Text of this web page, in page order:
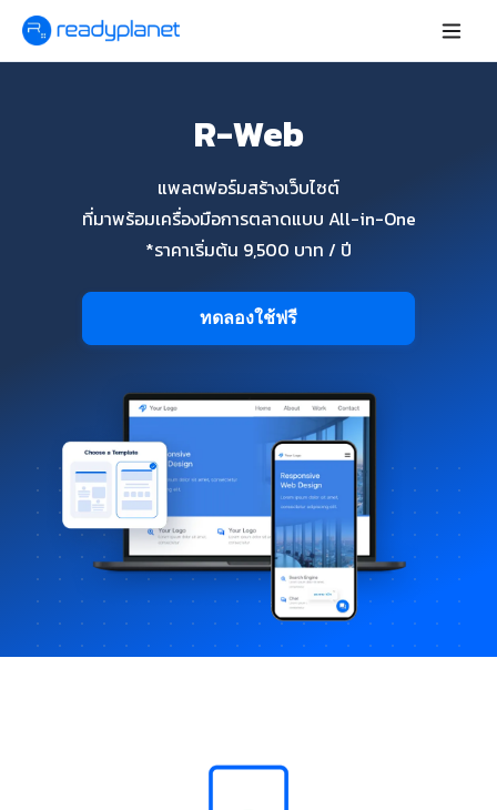
R-Web
แพลตฟอร์มสร้างเว็บไซต์
ที่มาพร้อมเครื่องมือการตลาดแบบ All-in-One
*ราคาเริ่มต้น 9,500 บาท / ปี
ทดลองใช้ฟรี